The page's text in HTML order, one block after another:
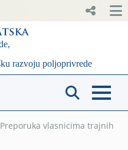
Preporuka vlasnicima trajnih